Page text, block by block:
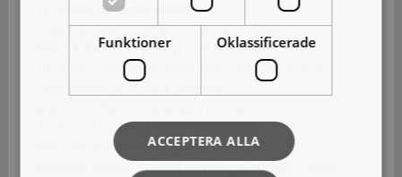
14 nätters Karibienkryssning!
Lyxig Karibienkryssning med Celebrity Cruises!
Miami & Karibienkryssning med Royal Caribbean!
14 nätters Karibienkryssning med Princess Cruises!
Rundresa Florida inkl Bahamaskryssning!
New York & Florida, Bahamaskryssning!
Karibienkryssning med HBTQ vänliga Celebrity Cruises!
Funktioner Oklassificerade
ACCEPTERA ALLA